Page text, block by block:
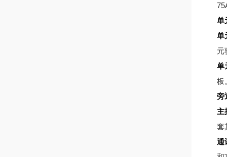
单
单
元
单
板
旁
主
套
通